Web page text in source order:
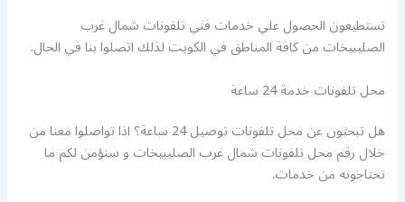
تستطيعون الحصول علي خدمات فني تلفونات شمال غرب
الصليبيخات من كافة المناطق في الكويت لذلك اتصلوا بنا في الحال.
محل تلفونات خدمة 24 ساعة
هل تبحثون عن محل تلفونات توصيل 24 ساعة؟ اذا تواصلوا معنا من
خلال رقم محل تلفونات شمال غرب الصليبيخات و سنؤمن لكم ما
تحتاجونه من خدمات.